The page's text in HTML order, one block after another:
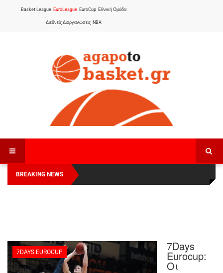
Basket League EuroLeague EuroCup Εθνική Ομάδα
Διεθνείς Διοργανώσεις NBA
BREAKING NEWS
Οι Πάνθηρες Καβάλας στην Women Basketball
League 1
7DAYS EUROCUP 7Days
Eurocup:
Οι